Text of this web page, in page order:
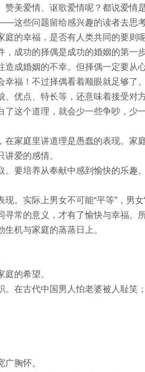
美爱情、讴歌爱情呢？都说爱情
些问题留给感兴趣的读者去思考
的幸福，是否有人类共同的要则
，成功的择偶是成功的婚姻的第一
成婚姻的不幸。但择偶一定要从
福！不过择偶看着顺眼就足够了
、优点、特长等，还意味着接受
了这个道理，就会少一些争吵，少
在家庭里讲道理是愚蠢的表现。家
爱的感情。
。要培养从奉献中感到愉快的乐趣
现。实际上男女不可能“平等”，男
常的意义，才有了愉快与幸福。
机与家庭的蒸蒸日上。
的希望。
。在古代中国男人怕老婆被人耻笑
胸怀。